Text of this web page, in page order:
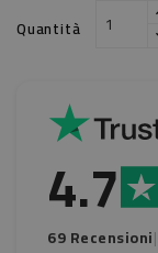
Quantità
4.7
69 Recensioni|